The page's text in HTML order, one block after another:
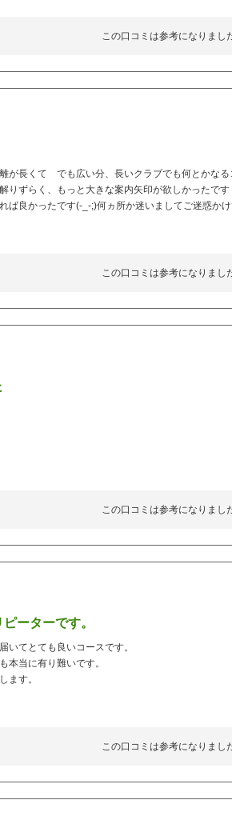
この口コミは参考になりまし
が長くて でも広い分、長いクラブでも何とかな
りずらく、もっと大きな案内矢印が欲しかったで
ば良かったです(-_-;)何ヵ所か迷いましてご迷惑か
この口コミは参考になりまし
この口コミは参考になりまし
ーターです。
いてとても良いコースです。
本当に有り難いです。
ます。
この口コミは参考になりまし